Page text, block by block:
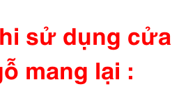
sử dụng cửa
mang lại :